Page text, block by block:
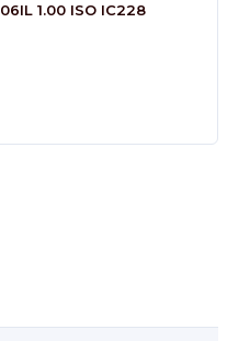
06IL 1.00 ISO IC228